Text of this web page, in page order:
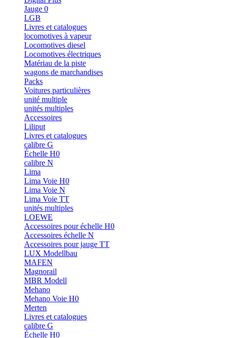
Jauge 0
LGB
Livres et catalogues
locomotives à vapeur
Locomotives diesel
Locomotives électriques
Matériau de la piste
wagons de marchandises
Packs
Voitures particulières
unité multiple
unités multiples
Accessoires
Liliput
Livres et catalogues
calibre G
Échelle H0
calibre N
Lima
Lima Voie H0
Lima Voie N
Lima Voie TT
unités multiples
LOEWE
Accessoires pour échelle H0
Accessoires échelle N
Accessoires pour jauge TT
LUX Modellbau
MAFEN
Magnorail
MBR Modell
Mehano
Mehano Voie H0
Merten
Livres et catalogues
calibre G
Échelle H0